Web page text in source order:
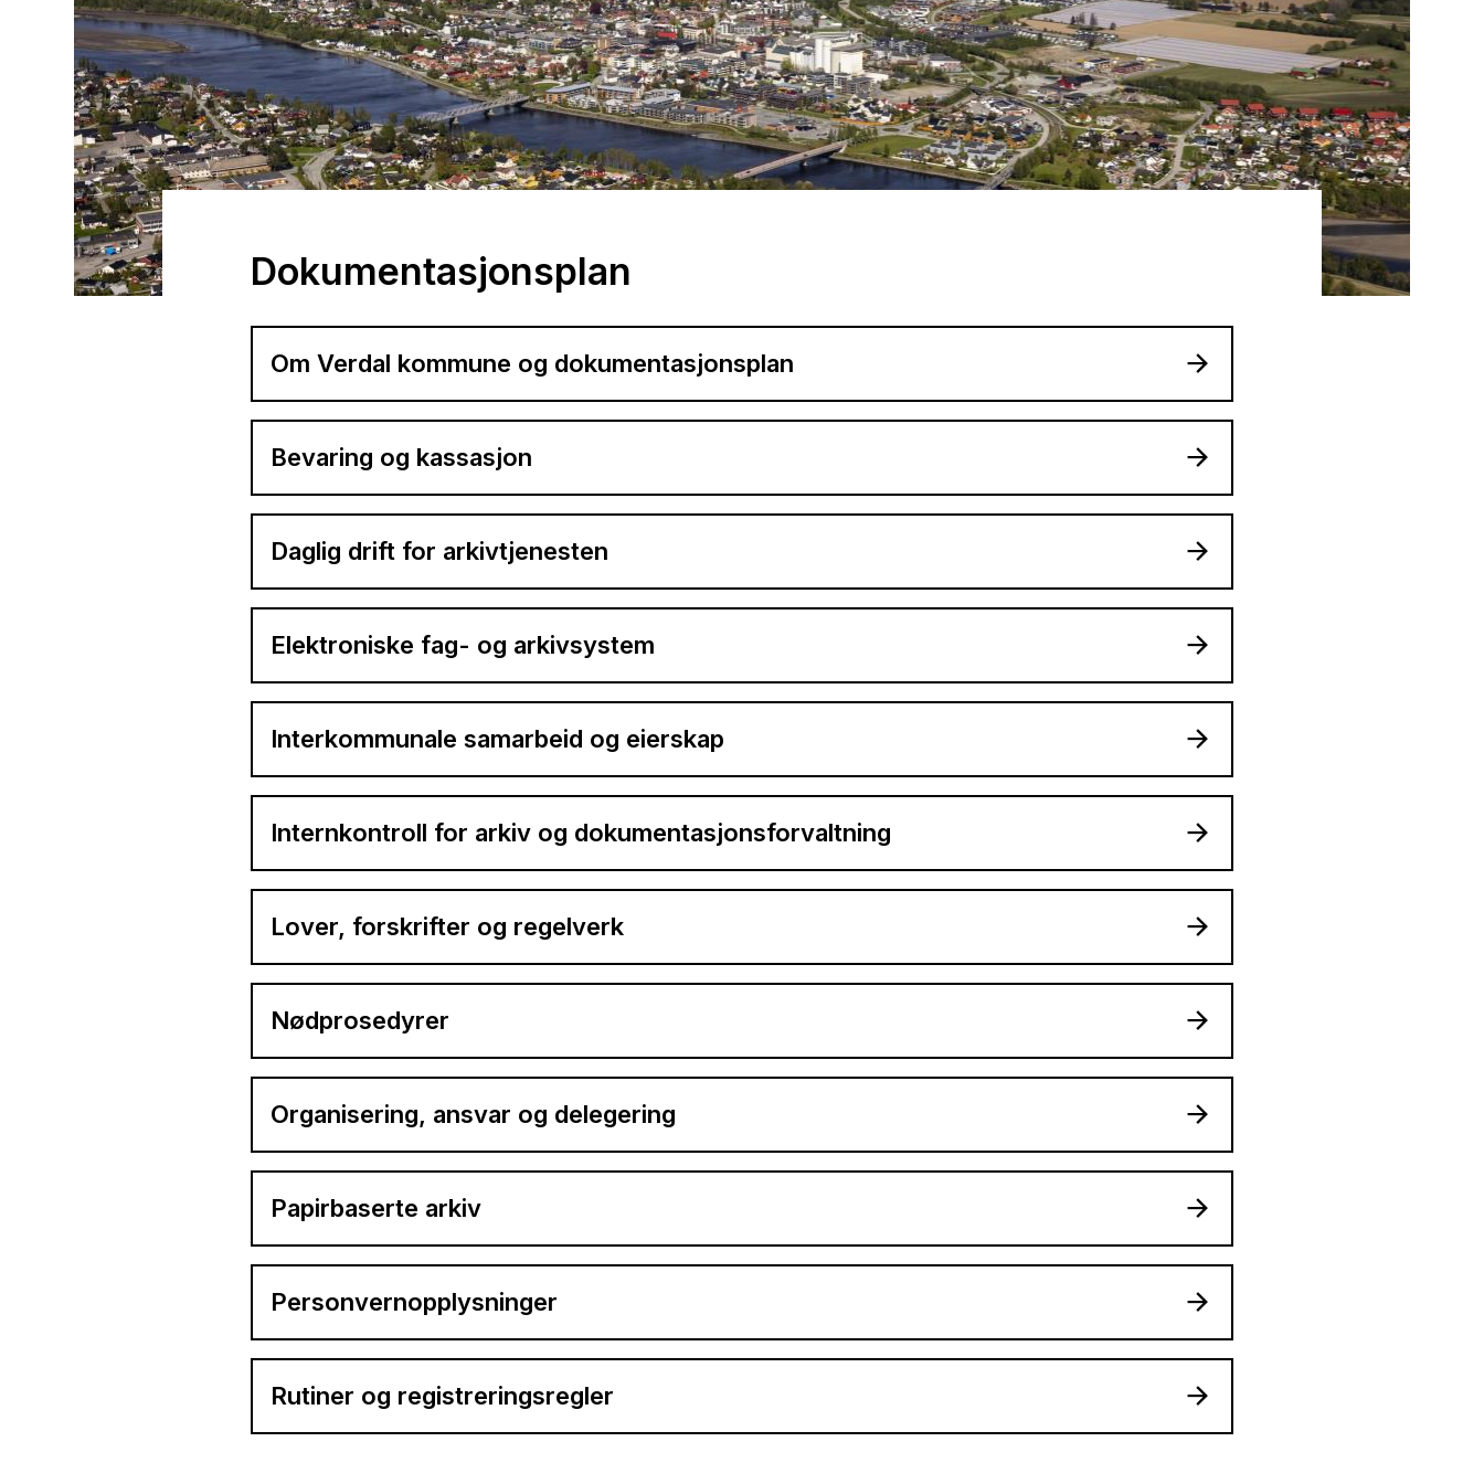
Dokumentasjonsplan
Om Verdal kommune og dokumentasjonsplan
Bevaring og kassasjon
Daglig drift for arkivtjenesten
Elektroniske fag- og arkivsystem
Interkommunale samarbeid og eierskap
Internkontroll for arkiv og dokumentasjonsforvaltning
Lover, forskrifter og regelverk
Nødprosedyrer
Organisering, ansvar og delegering
Papirbaserte arkiv
Personvernopplysninger
Rutiner og registreringsregler